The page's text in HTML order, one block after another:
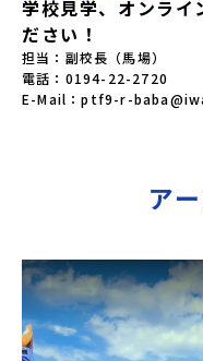
学校見学、オンライ
ださい！
担当：副校長（馬場）
電話：0194-22-2720
E-Mail：ptf9-r-
ア